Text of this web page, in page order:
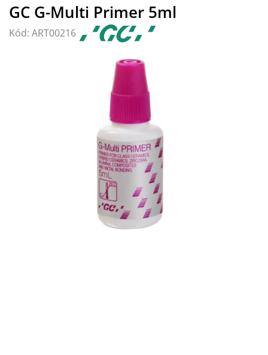
GC G-Multi Primer 5ml
Kód: ART00216